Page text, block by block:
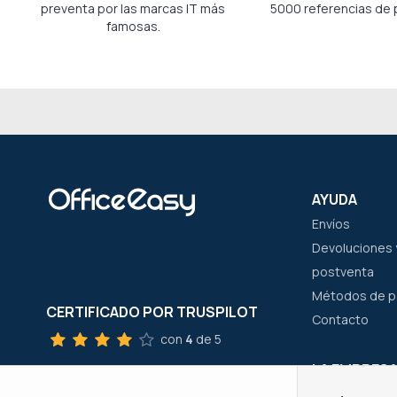
preventa por las marcas IT más
famosas.
5000 referencias de
CERTIFICADO POR TRUSPILOT
con 4 de 5
AYUDA
Envíos
Devoluciones
postventa
Métodos de
Contacto
LA EMPRESA